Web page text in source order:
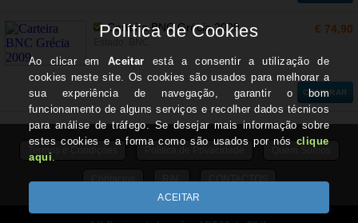
Carteira BNC Grécia 2009 € 74,90
COMPRAR
Termos e Condições Quem Somos
Contactos RAL CONTACTOS